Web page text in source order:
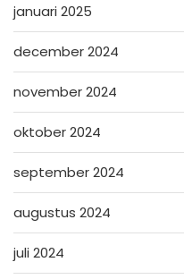
januari 2025
december 2024
november 2024
oktober 2024
september 2024
augustus 2024
juli 2024